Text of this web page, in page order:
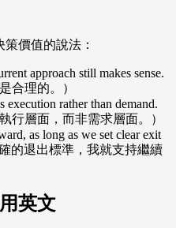
價值的說法：
approach still makes sense.
合理的。）
rather than demand.
行層面，而非需求層面。）
as long as we set clear exit
的退出標準，我就支持繼續
英文